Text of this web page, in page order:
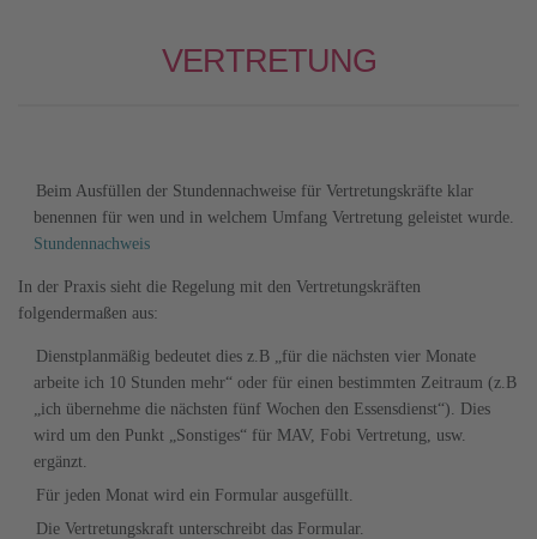
VERTRETUNG
Beim Ausfüllen der Stundennachweise für Vertretungskräfte klar
benennen für wen und in welchem Umfang Vertretung geleistet wurde.
Stundennachweis
In der Praxis sieht die Regelung mit den Vertretungskräften
folgendermaßen aus:
Dienstplanmäßig bedeutet dies z.B „für die nächsten vier Monate
arbeite ich 10 Stunden mehr“ oder für einen bestimmten Zeitraum (z.B
„ich übernehme die nächsten fünf Wochen den Essensdienst“). Dies
wird um den Punkt „Sonstiges“ für MAV, Fobi Vertretung, usw.
ergänzt.
Für jeden Monat wird ein Formular ausgefüllt.
Die Vertretungskraft unterschreibt das Formular.